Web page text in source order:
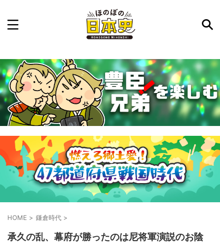
気になった日本史の事件や人物、時代などを入力して
ね。中の人が24時間手動で検索結果を提示するよ（嘘
です）
例：織田信長 長篠の戦い
HOME > 鎌倉時代 >
承久の乱、幕府が勝ったのは尼将軍演説のお陰